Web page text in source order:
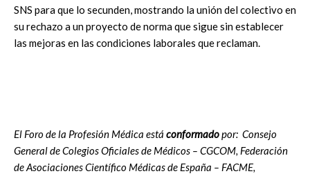
SNS para que lo secunden, mostrando la unión del colectivo en
su rechazo a un proyecto de norma que sigue sin establecer
las mejoras en las condiciones laborales que reclaman.
El Foro de la Profesión Médica está conformadopor: Consejo
General de Colegios Oficiales de Médicos – CGCOM, Federación
de Asociaciones Científico Médicas de España – FACME,